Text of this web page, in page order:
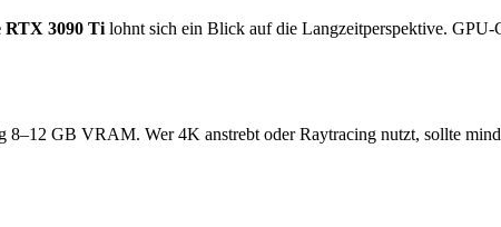
3090 Ti lohnt sich ein Blick auf die Langzeitperspektive.
GB VRAM. Wer 4K anstrebt oder Raytracing nutzt, sollte